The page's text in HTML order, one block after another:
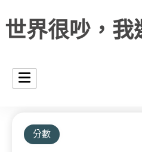
世界很吵，
分數